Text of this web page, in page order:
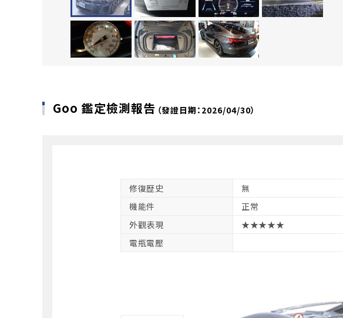
Goo 鑑定檢測報告 （發證日期：2026/04/30）
修復歴史 無
機能件
正常
外觀表現
★★★★★
電瓶電壓